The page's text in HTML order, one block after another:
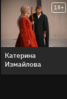
18+
Катерина
Измайлова